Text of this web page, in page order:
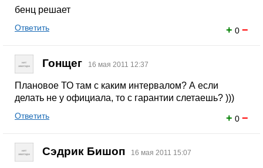
бенц решает
+ 0 −
Ответить
Гонщег 16 мая 2011 12:37
Плановое ТО там с каким интервалом? А если
делать не у официала, то с гарантии слетаешь? )))
+ 0 −
Ответить
Сэдрик Бишоп 16 мая 2011 15:07